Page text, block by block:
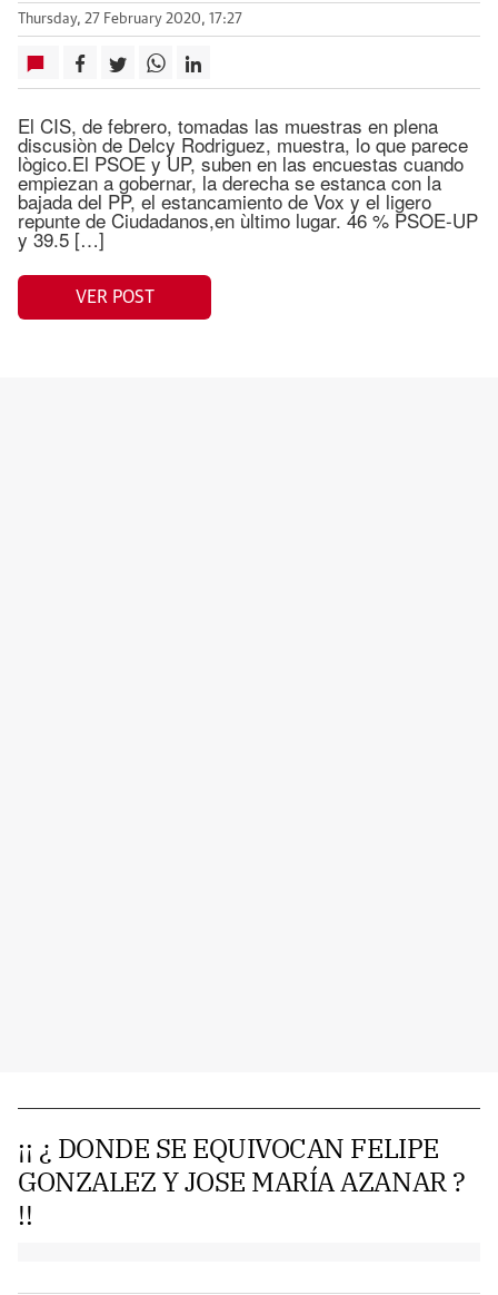
Thursday, 27 February 2020, 17:27
El CIS, de febrero, tomadas las muestras en plena
discusiòn de Delcy Rodriguez, muestra, lo que parece
lògico.El PSOE y UP, suben en las encuestas cuando
empiezan a gobernar, la derecha se estanca con la
bajada del PP, el estancamiento de Vox y el ligero
repunte de Ciudadanos,en ùltimo lugar. 46 % PSOE-UP
y 39.5 […]
VER POST
¡¡ ¿ DONDE SE EQUIVOCAN FELIPE
GONZALEZ Y JOSE MARÍA AZANAR ?
!!